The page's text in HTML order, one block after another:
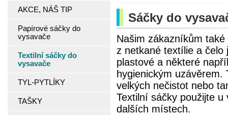
Sáčky do
Našim zákazníkům
z netkané textílie a čelo
plastové a některé
hygienickým
velkých nečistot nebo
Textilní sáčky použijte
dalších místech.
AKCE, NÁŠ TIP
Papírové sáčky do
vysavače
Textilní sáčky do
vysavače
TYL-PYTLÍKY
TAŠKY